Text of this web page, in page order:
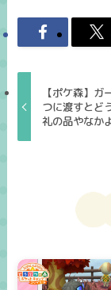
【ポケ森】ガ
つに渡すとど
礼の品やなか